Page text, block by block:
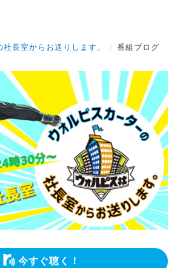
長室からお送りします。 〉番組ブログ
今すぐ聴く！